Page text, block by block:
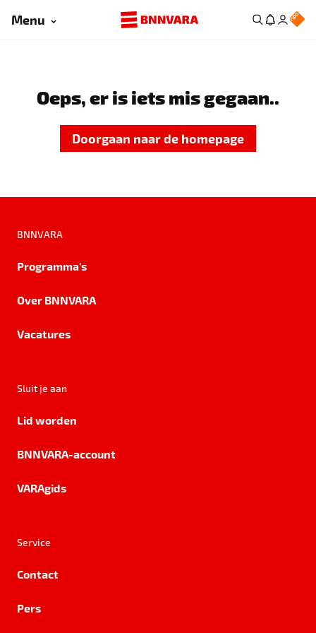
Menu
Oeps, er is iets mis gegaan..
Doorgaan naar de homepage
BNNVARA
Programma's
Over BNNVARA
Vacatures
Sluit je aan
Lid worden
BNNVARA-account
VARAgids
Service
Contact
Pers